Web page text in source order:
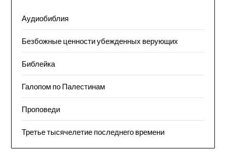
Аудиобиблия
Безбожные ценности убежденных верующих
Библейка
Галопом по Палестинам
Проповеди
Третье тысячелетие последнего времени